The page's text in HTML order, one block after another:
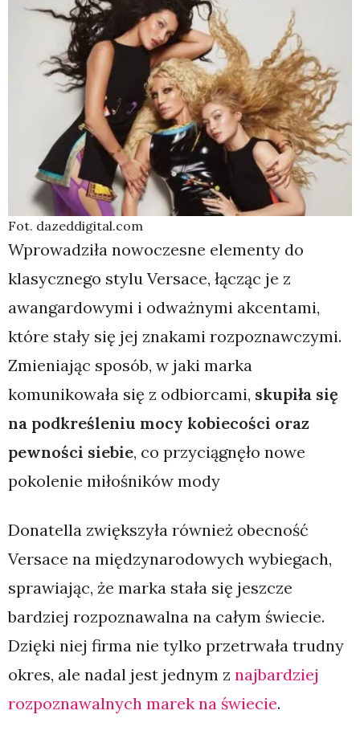
Fot. dazeddigital.com
Wprowadziła nowoczesne elementy do
klasycznego stylu Versace, łącząc je z
awangardowymi i odważnymi akcentami,
które stały się jej znakami rozpoznawczymi.
Zmieniając sposób, w jaki marka
komunikowała się z odbiorcami, skupiła się
na podkreśleniu mocy kobiecości oraz
pewności siebie, co przyciągnęło nowe
pokolenie miłośników mody
Donatella zwiększyła również obecność
Versace na międzynarodowych wybiegach,
sprawiając, że marka stała się jeszcze
bardziej rozpoznawalna na całym świecie.
Dzięki niej firma nie tylko przetrwała trudny
okres, ale nadal jest jednym z najbardziej
rozpoznawalnych marek na świecie.